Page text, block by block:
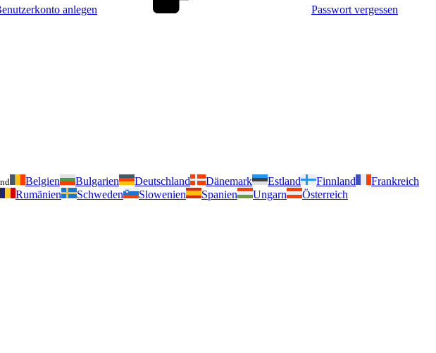
anlegen Passwort vergessen
Belgien Bulgarien Deutschland Dänemark Estland Finnland
Frankreich
Rumänien Schweden Slowenien Spanien Ungarn Österreich